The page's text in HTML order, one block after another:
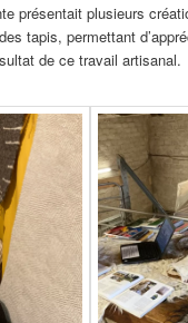
présentait plusieurs
tapis, permettant
de ce travail artisanal.